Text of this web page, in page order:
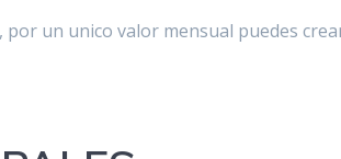
un unico valor mensual puedes